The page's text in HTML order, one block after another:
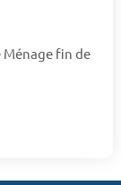
Ménage fin de